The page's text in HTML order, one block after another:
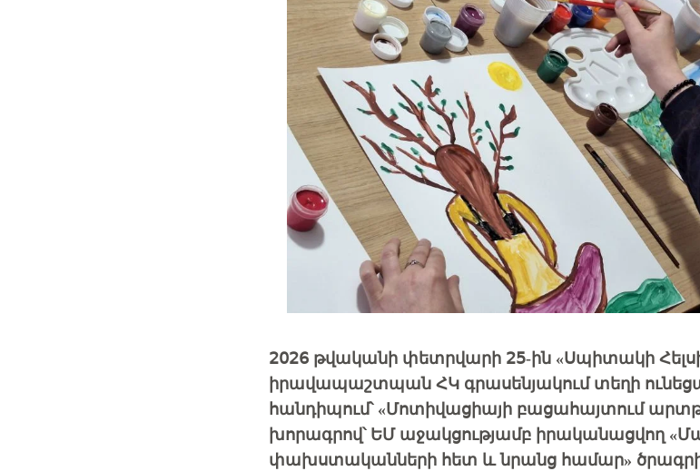
2026 թվականի փետրվարի 25-ին «Սպիտակի
իրավապաշտպան ՀԿ գրասենյակում տեղի
հանդիպում՝ «Մոտիվացիայի բացահայտում
խորագրով՝ ԵՄ աջակցությամբ իրականացվող
փախստականների հետ և նրանց համար» ծրագրի